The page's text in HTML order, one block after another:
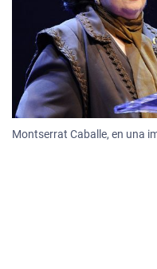
Montserrat Caballe, en una